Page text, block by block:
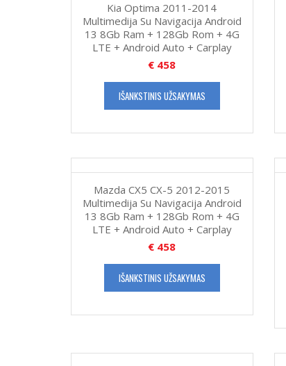
Kia Optima 2011-2014
Multimedija Su Navigacija Android
13 8Gb Ram + 128Gb Rom + 4G
LTE + Android Auto + Carplay
€ 458
IŠANKSTINIS UŽSAKYMAS
Mazda CX5 CX-5 2012-2015
Multimedija Su Navigacija Android
13 8Gb Ram + 128Gb Rom + 4G
LTE + Android Auto + Carplay
€ 458
IŠANKSTINIS UŽSAKYMAS